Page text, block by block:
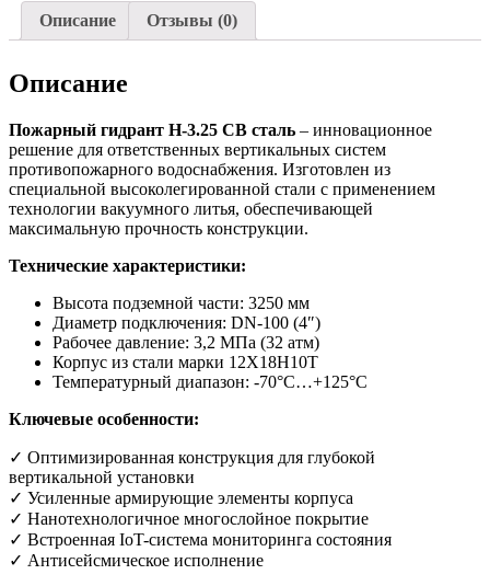
Описание Отзывы (0)
Описание
Пожарный гидрант Н-3.25 СВ сталь – инновационное
решение для ответственных вертикальных систем
противопожарного водоснабжения. Изготовлен из
специальной высоколегированной стали с применением
технологии вакуумного литья, обеспечивающей
максимальную прочность конструкции.
Технические характеристики:
Высота подземной части: 3250 мм
Диаметр подключения: DN-100 (4″)
Рабочее давление: 3,2 МПа (32 атм)
Корпус из стали марки 12Х18Н10Т
Температурный диапазон: -70°С…+125°С
Ключевые особенности:
✓ Оптимизированная конструкция для глубокой
вертикальной установки
✓ Усиленные армирующие элементы корпуса
✓ Нанотехнологичное многослойное покрытие
✓ Встроенная IoT-система мониторинга состояния
✓ Антисейсмическое исполнение